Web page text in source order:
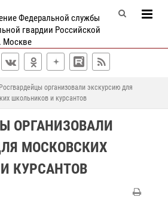
Федеральной службы
гвардии Российской
Москве
Росгвардейцы организовали экскурсию для
школьников и курсантов
ОРГАНИЗОВАЛИ
МОСКОВСКИХ
КУРСАНТОВ